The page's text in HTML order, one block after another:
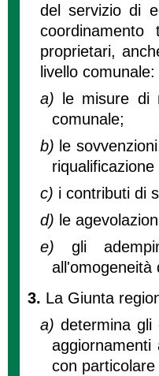
del servizio di
proprietari,
livello comunale:
a)
le misure di
comunale;
b) le
c) i contributi di
d) le
e) gli
all'omogeneità
3. La Giunta
a) determina gli
con